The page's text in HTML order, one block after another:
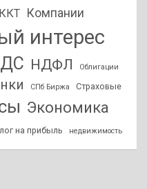
ККТ Компании
интерес
НДФЛ Облигации
СПб Биржа Страховые
Экономика
на прибыль недвижимость